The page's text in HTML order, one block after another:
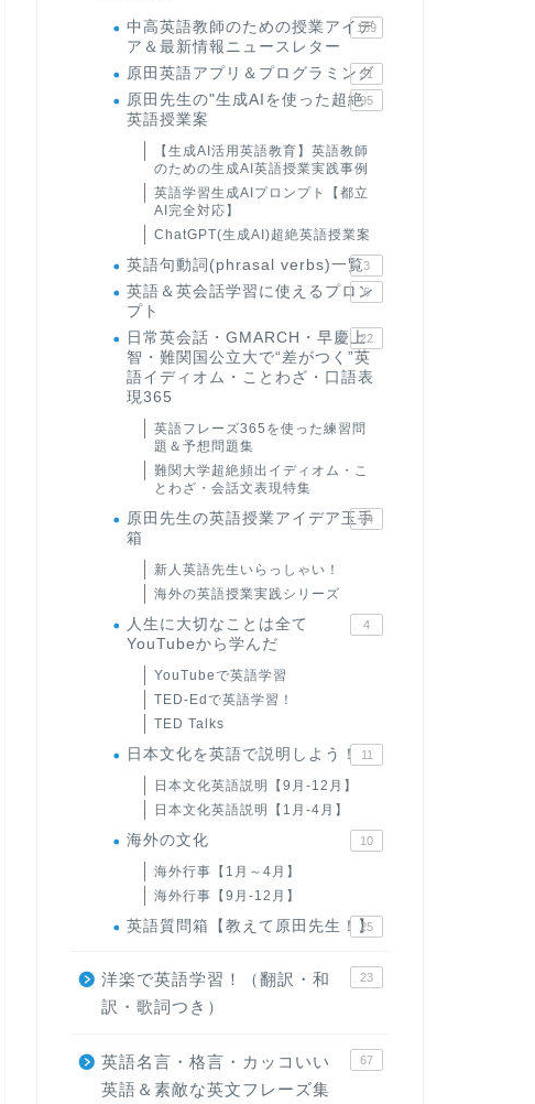
中高英語教師のための授業アイデ
ア＆最新情報ニュースレター
169
原田英語アプリ＆プログラミング
31
原田先生の"生成AIを使った超絶
英語授業案
95
【生成AI活用英語教育】英語教師
のための生成AI英語授業実践事例
英語学習生成AIプロンプト【都立
AI完全対応】
ChatGPT(生成AI)超絶英語授業案
英語句動詞(phrasal verbs)一覧3
英語＆英会話学習に使えるプロン
プト
6
日常英会話・GMARCH・早慶上
智・難関国公立大で“差がつく”英
語イディオム・ことわざ・口語表
現365
22
英語フレーズ365を使った練習問
題＆予想問題集
難関大学超絶頻出イディオム・こ
とわざ・会話文表現特集
原田先生の英語授業アイデア玉手
箱
24
新人英語先生いらっしゃい！
海外の英語授業実践シリーズ
人生に大切なことは全て
YouTubeから学んだ
4
YouTubeで英語学習
TED-Edで英語学習！
TED Talks
日本文化を英語で説明しよう！ 11
日本文化英語説明【9月-12月】
日本文化英語説明【1月-4月】
海外の文化 10
海外行事【1月～4月】
海外行事【9月-12月】
英語質問箱【教えて原田先生！】
25
洋楽で英語学習！（翻訳・和
訳・歌詞つき）
23
英語名言・格言・カッコいい
英語＆素敵な英文フレーズ集
67